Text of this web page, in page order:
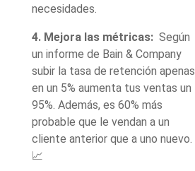
necesidades.
4. Mejora las métricas: Según
un informe de Bain & Company
subir la tasa de retención apenas
en un 5% aumenta tus ventas un
95%. Además, es 60% más
probable que le vendan a un
cliente anterior que a uno nuevo.
📈